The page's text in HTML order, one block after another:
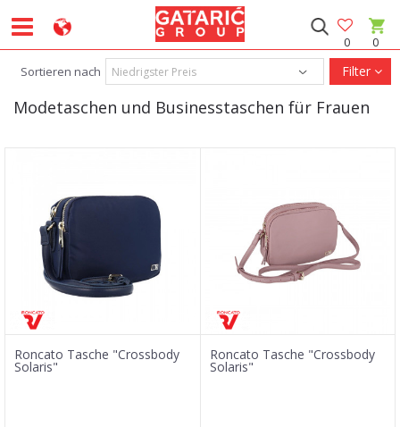
0
0
Modetaschen und Businesstaschen für Frauen
Sortieren nach Filter
Roncato Tasche "Crossbody
Solaris"
Roncato Tasche "Crossbody
Solaris"